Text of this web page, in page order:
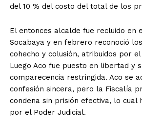
del 10 % del costo del total de los
El entonces alcalde fue recluido en
Socabaya y en febrero reconoció
cohecho y colusión, atribuidos por
Luego Aco fue puesto en libertad y
comparecencia restringida. Aco se
confesión sincera, pero la Fiscalía
condena sin prisión efectiva, lo cual
por el Poder Judicial.